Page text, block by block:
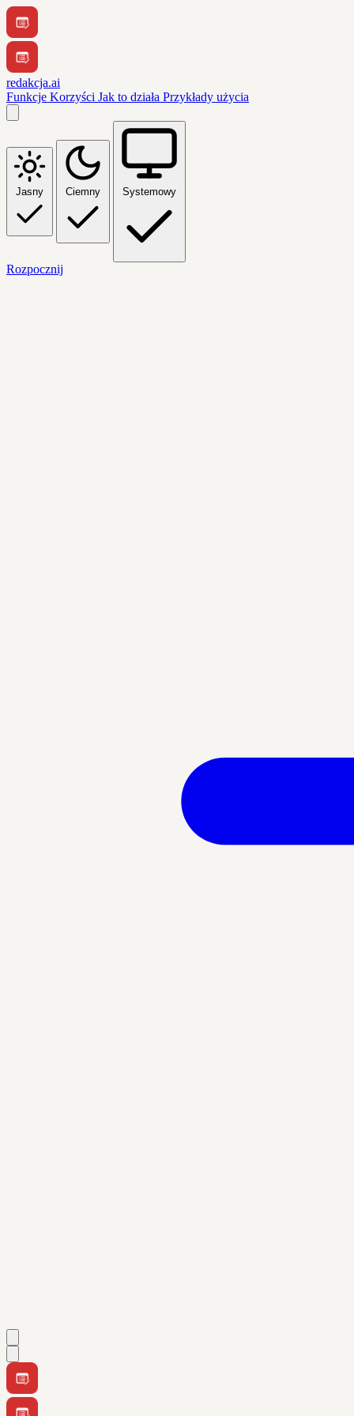
redakcja.ai
Funkcje Korzyści Jak to działa Przykłady użycia
Jasny Ciemny Systemowy
Rozpocznij